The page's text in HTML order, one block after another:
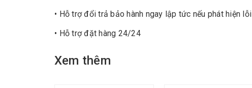
• Hỗ trợ đổi trả bảo hành ngay lập tức nếu phát hiện lỗi
• Hỗ trợ đặt hàng 24/24
Xem thêm